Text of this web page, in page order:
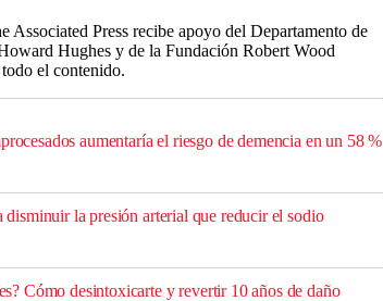
Associated Press recibe apoyo del Departamento de
Hughes y de la Fundación Robert Wood
el contenido.
aumentaría el riesgo de demencia en un 58 %
disminuir la presión arterial que reducir el sodio
Cómo desintoxicarte y revertir 10 años de daño